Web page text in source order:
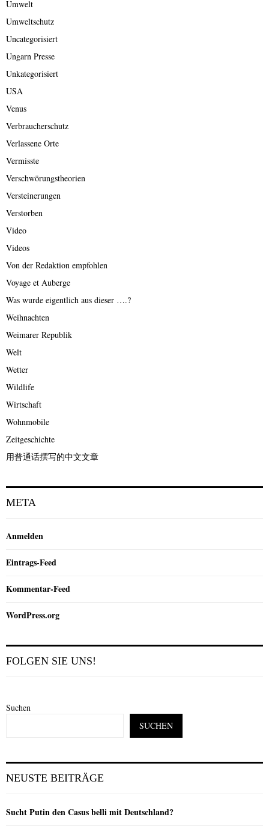
Umwelt
Umweltschutz
Uncategorisiert
Ungarn Presse
Unkategorisiert
USA
Venus
Verbraucherschutz
Verlassene Orte
Vermisste
Verschwörungstheorien
Versteinerungen
Verstorben
Video
Videos
Von der Redaktion empfohlen
Voyage et Auberge
Was wurde eigentlich aus dieser ….?
Weihnachten
Weimarer Republik
Welt
Wetter
Wildlife
Wirtschaft
Wohnmobile
Zeitgeschichte
用普通话撰写的中文文章
META
Anmelden
Eintrags-Feed
Kommentar-Feed
WordPress.org
FOLGEN SIE UNS!
Suchen
SUCHEN
NEUSTE BEITRÄGE
Sucht Putin den Casus belli mit Deutschland?